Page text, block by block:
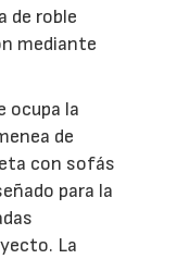
de roble
mediante
ocupa la
de
con sofás
para la
La